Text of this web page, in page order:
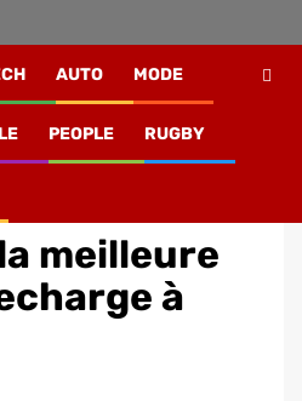
AUTO MODE
PEOPLE RUGBY
meilleure
à